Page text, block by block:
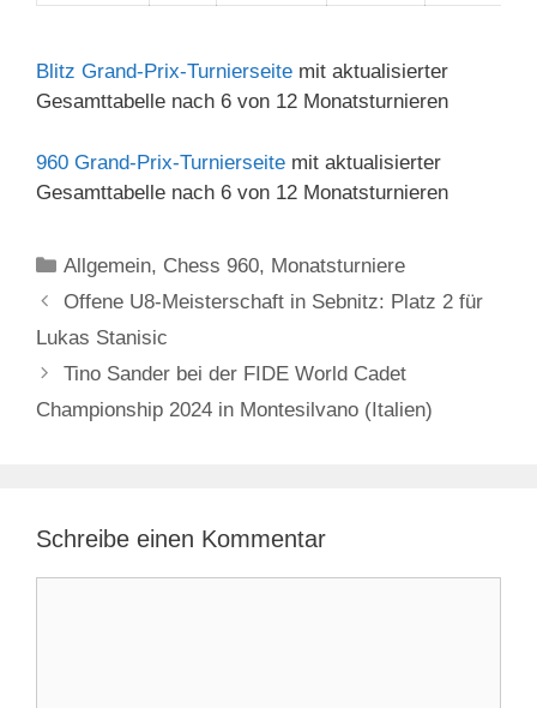
Blitz Grand-Prix-Turnierseite mit aktualisierter
Gesamttabelle nach 6 von 12 Monatsturnieren
960 Grand-Prix-Turnierseite mit aktualisierter
Gesamttabelle nach 6 von 12 Monatsturnieren
Kategorien
Allgemein, Chess 960, Monatsturniere
Offene U8-Meisterschaft in Sebnitz: Platz 2 für
Lukas Stanisic
Tino Sander bei der FIDE World Cadet
Championship 2024 in Montesilvano (Italien)
Schreibe einen Kommentar